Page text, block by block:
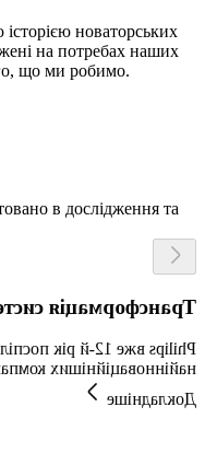
новаторських
на потребах наших
що ми робимо.
в дослідження та
охорони здоров’я
входить до переліку 100
за версією Clarivate.
Докладніше